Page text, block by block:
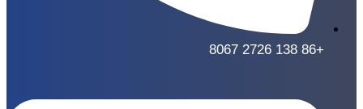
+86 138 2726 8067